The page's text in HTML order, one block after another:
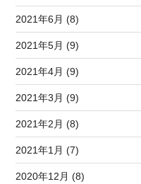
2021年6月 (8)
2021年5月 (9)
2021年4月 (9)
2021年3月 (9)
2021年2月 (8)
2021年1月 (7)
2020年12月 (8)